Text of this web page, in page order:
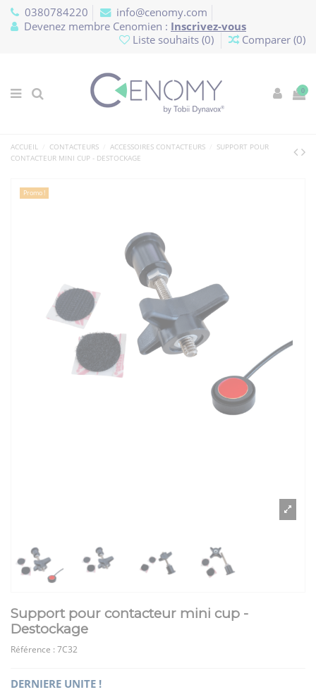
0380784220
info@cenomy.com
Devenez membre Cenomien : Inscrivez-vous
Liste souhaits (0) Comparer (0)
0
ACCUEIL CONTACTEURS ACCESSOIRES CONTACTEURS
SUPPORT POUR
CONTACTEUR MINI CUP - DESTOCKAGE
Promo !
Support pour contacteur mini cup -
Destockage
Référence : 7C32
DERNIERE UNITE !
Panneau de gestion des cookies